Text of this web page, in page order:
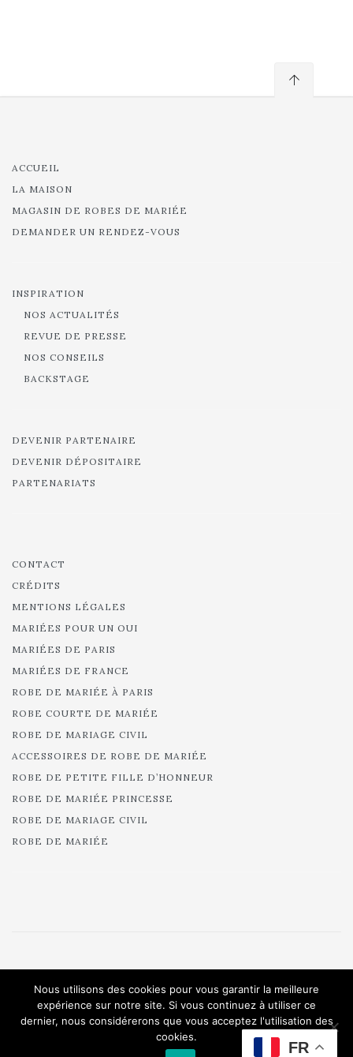
ACCUEIL
LA MAISON
MAGASIN DE ROBES DE MARIÉE
DEMANDER UN RENDEZ-VOUS
INSPIRATION
NOS ACTUALITÉS
REVUE DE PRESSE
NOS CONSEILS
BACKSTAGE
DEVENIR PARTENAIRE
DEVENIR DÉPOSITAIRE
PARTENARIATS
CONTACT
CRÉDITS
MENTIONS LÉGALES
MARIÉES POUR UN OUI
MARIÉES DE PARIS
MARIÉES DE FRANCE
ROBE DE MARIÉE À PARIS
ROBE COURTE DE MARIÉE
ROBE DE MARIAGE CIVIL
ACCESSOIRES DE ROBE DE MARIÉE
ROBE DE PETITE FILLE D’HONNEUR
ROBE DE MARIÉE PRINCESSE
ROBE DE MARIAGE CIVIL
ROBE DE MARIÉE
All rights reserved.
FR
Nous utilisons des cookies pour vous garantir la meilleure
expérience sur notre site. Si vous continuez à utiliser ce
dernier, nous considérerons que vous acceptez l'utilisation des
cookies.